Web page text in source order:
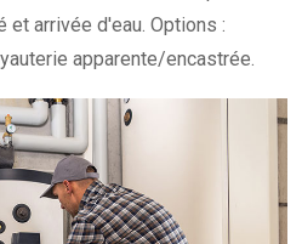
arrivée d'eau. Options :
apparente/encastrée.